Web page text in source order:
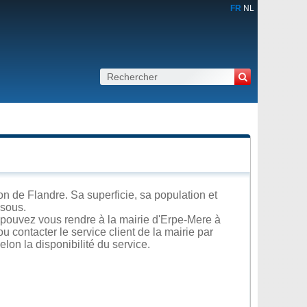
FR NL
de Flandre. Sa superficie, sa population et
vous rendre à la mairie d'Erpe-Mere à
contacter le service client de la mairie par
la disponibilité du service.